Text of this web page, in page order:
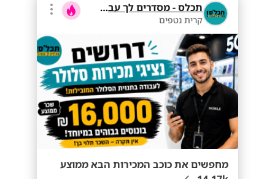
תכלס - מסדרים לך עבודה
קרית נטפים
מחפשים את כוכב המכירות הבא ממוצע